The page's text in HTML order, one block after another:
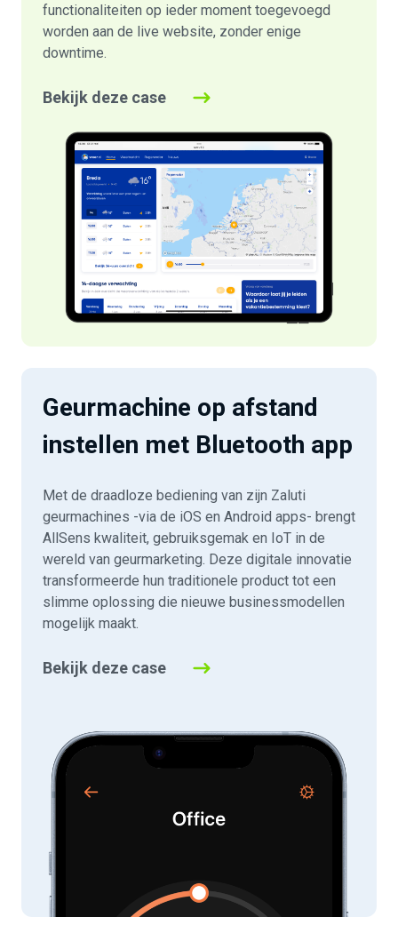
functionaliteiten op ieder moment toegevoegd
worden aan de live website, zonder enige
downtime.
Bekijk deze case
Geurmachine op afstand
instellen met Bluetooth app
Met de draadloze bediening van zijn Zaluti
geurmachines -via de iOS en Android apps- brengt
AllSens kwaliteit, gebruiksgemak en IoT in de
wereld van geurmarketing. Deze digitale innovatie
transformeerde hun traditionele product tot een
slimme oplossing die nieuwe businessmodellen
mogelijk maakt.
Bekijk deze case